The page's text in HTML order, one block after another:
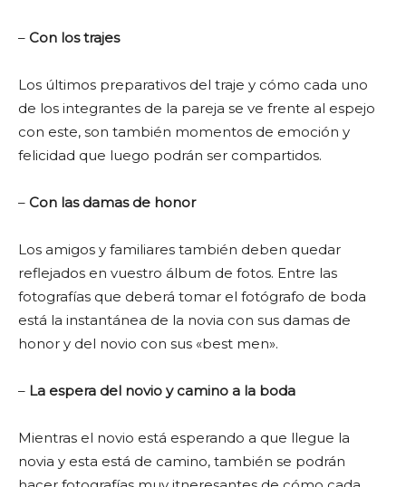
– Con los trajes
Los últimos preparativos del traje y cómo cada uno
de los integrantes de la pareja se ve frente al espejo
con este, son también momentos de emoción y
felicidad que luego podrán ser compartidos.
– Con las damas de honor
Los amigos y familiares también deben quedar
reflejados en vuestro álbum de fotos. Entre las
fotografías que deberá tomar el fotógrafo de boda
está la instantánea de la novia con sus damas de
honor y del novio con sus «best men».
– La espera del novio y camino a la boda
Mientras el novio está esperando a que llegue la
novia y esta está de camino, también se podrán